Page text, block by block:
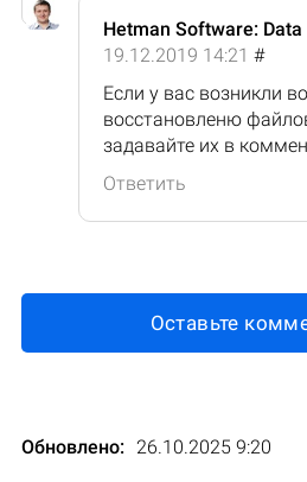
Hetman Software: Data
19.12.2019 14:21 #
Если у вас возникли
восстановленю
задавайте их в
Ответить
Оставьте
Обновлено: 26.10.2025 9:20